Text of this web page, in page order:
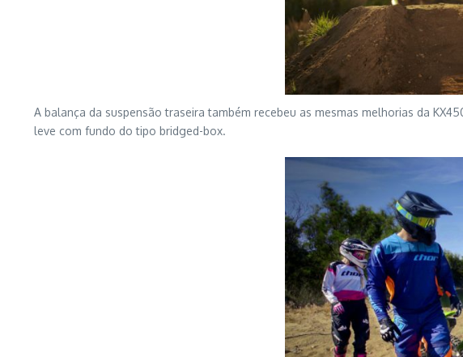
A balança da suspensão traseira também recebeu as mesmas melhorias da
leve com fundo do tipo bridged-box.